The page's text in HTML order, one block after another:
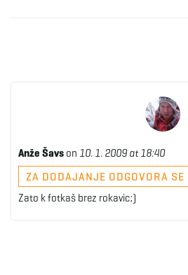
Anže Šavs on 10. 1. 2009 at 18:40
ZA DODAJANJE ODGOVORA
Zato k fotkaš brez rokavic;)